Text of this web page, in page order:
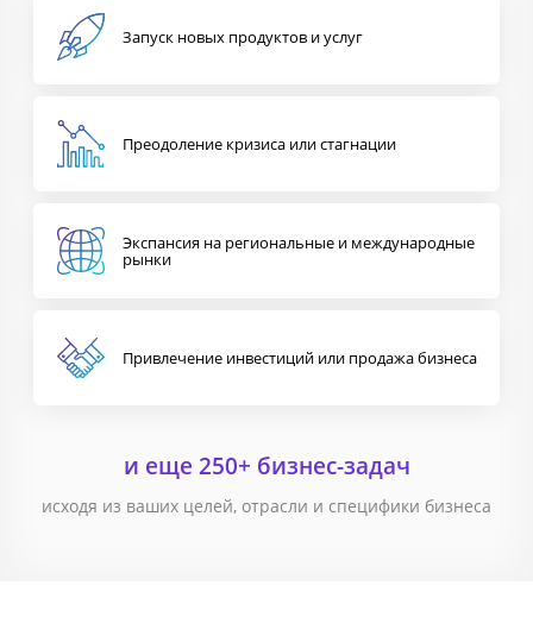
Запуск новых продуктов и услуг
Преодоление кризиса или стагнации
Экспансия на региональные и международные
рынки
Привлечение инвестиций или продажа бизнеса
и еще 250+ бизнес-задач
исходя из ваших целей, отрасли и специфики бизнеса